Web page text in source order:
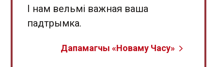
І нам вельмі важная ваша
падтрымка.
Дапамагчы «Новаму Часу»